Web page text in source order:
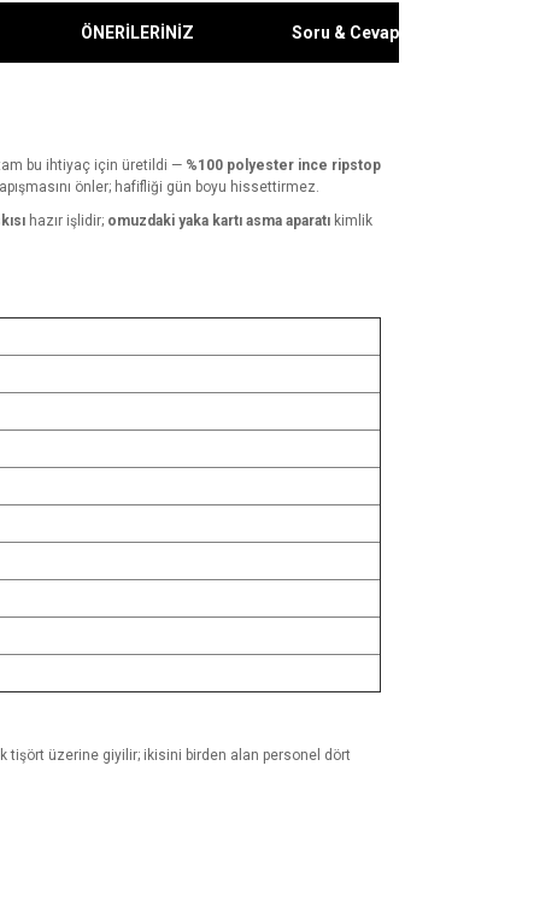
ÖNERİLERİNİZ Soru & Cevap
bu ihtiyaç için üretildi — %100 polyester ince ripstop
önler; hafifliği gün boyu hissettirmez.
hazır işlidir; omuzdaki yaka kartı asma aparatı kimlik
tişört üzerine giyilir; ikisini birden alan personel dört